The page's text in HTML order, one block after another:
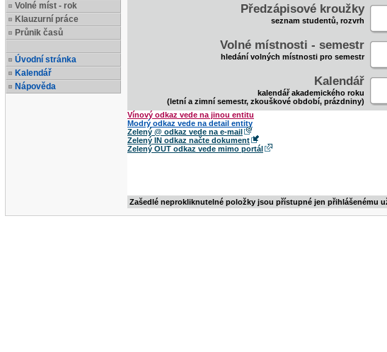
Volné míst - rok
Klauzurní práce
Průnik časů
Úvodní stránka
Kalendář
Nápověda
Předzápisové kroužky
seznam studentů, rozvrh
Volné místnosti - semestr
hledání volných místnosti pro semestr
Kalendář
kalendář akademického roku
(letní a zimní semestr, zkouškové období, prázdniny)
Vínový odkaz vede na jinou entitu
Modrý odkaz vede na detail entity
Zelený @ odkaz vede na e-mail
Zelený IN odkaz načte dokument
Zelený OUT odkaz vede mimo portál
Zašedlé neprokliknutelné položky jsou přístupné jen přihlášenému